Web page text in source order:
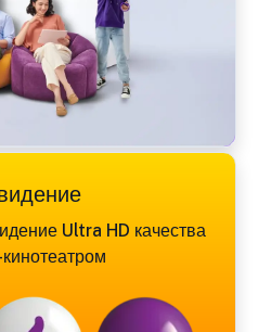
Ultra HD качества